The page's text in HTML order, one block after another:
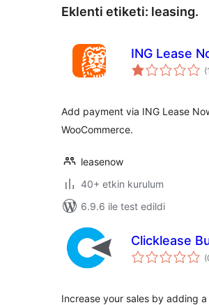
Eklenti etiketi: leasing.
ING Lease
(1
Add payment via ING Lease
WooCommerce.
leasenow
40+ etkin kurulum
6.9.6 ile test edildi
Clicklease
Increase your sales by adding